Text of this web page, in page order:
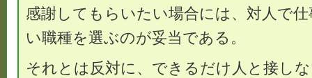
感謝してもらいたい場合には、対人で
い職種を選ぶのが妥当である。
それとは反対に、できるだけ人と接し